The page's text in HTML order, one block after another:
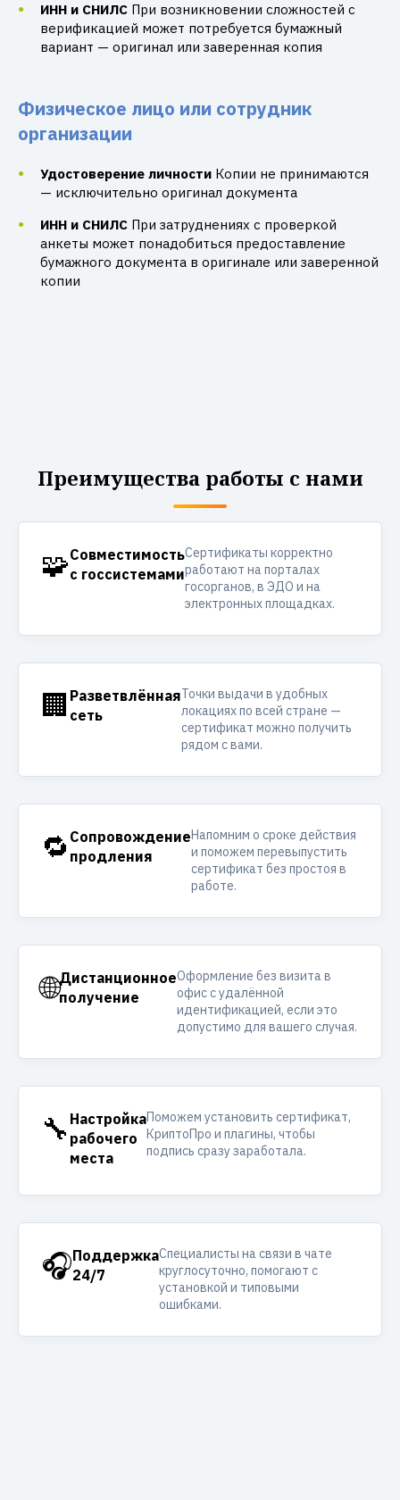
ИНН и СНИЛС При возникновении сложностей с
верификацией может потребуется бумажный
вариант — оригинал или заверенная копия
Физическое лицо или сотрудник
организации
Удостоверение личности Копии не принимаются
— исключительно оригинал документа
ИНН и СНИЛС При затруднениях с проверкой
анкеты может понадобиться предоставление
бумажного документа в оригинале или заверенной
копии
Преимущества работы с нами
🧩Совместимость
с госсистемами
Сертификаты корректно
работают на порталах
госорганов, в ЭДО и на
электронных площадках.
🏢 Разветвлённая
сеть
Точки выдачи в удобных
локациях по всей стране —
сертификат можно получить
рядом с вами.
🔁 Сопровождение
продления
Напомним о сроке действия
и поможем перевыпустить
сертификат без простоя в
работе.
🌐Дистанционное
получение
Оформление без визита в
офис с удалённой
идентификацией, если это
допустимо для вашего случая.
🔧 Настройка
рабочего
места
Поможем установить сертификат,
КриптоПро и плагины, чтобы
подпись сразу заработала.
🎧Поддержка
24/7
Специалисты на связи в чате
круглосуточно, помогают с
установкой и типовыми
ошибками.